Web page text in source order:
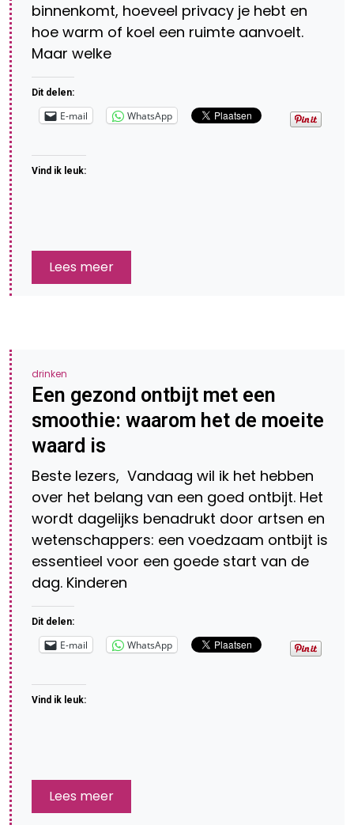
binnenkomt, hoeveel privacy je hebt en
hoe warm of koel een ruimte aanvoelt.
Maar welke
Dit delen:
E-mail WhatsApp
Vind ik leuk:
Lees meer
drinken
Een gezond ontbijt met een
smoothie: waarom het de moeite
waard is
Beste lezers, Vandaag wil ik het hebben
over het belang van een goed ontbijt. Het
wordt dagelijks benadrukt door artsen en
wetenschappers: een voedzaam ontbijt is
essentieel voor een goede start van de
dag. Kinderen
Dit delen:
E-mail WhatsApp
Vind ik leuk:
Lees meer